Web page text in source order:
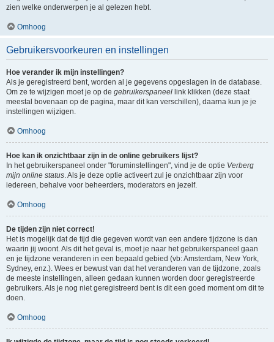
zien welke onderwerpen je al gelezen hebt.
Omhoog
Gebruikersvoorkeuren en instellingen
Hoe verander ik mijn instellingen?
Als je geregistreerd bent, worden al je gegevens opgeslagen in de database.
Om ze te wijzigen moet je op de gebruikerspaneel link klikken (deze staat
meestal bovenaan op de pagina, maar dit kan verschillen), daarna kun je je
instellingen wijzigen.
Omhoog
Hoe kan ik onzichtbaar zijn in de online gebruikers lijst?
In het gebruikerspaneel onder "foruminstellingen", vind je de optie Verberg
mijn online status. Als je deze optie activeert zul je onzichtbaar zijn voor
iedereen, behalve voor beheerders, moderators en jezelf.
Omhoog
De tijden zijn niet correct!
Het is mogelijk dat de tijd die gegeven wordt van een andere tijdzone is dan
waarin jij woont. Als dit het geval is, moet je naar het gebruikerspaneel gaan
en je tijdzone veranderen in een bepaald gebied (vb: Amsterdam, New York,
Sydney, enz.). Wees er bewust van dat het veranderen van de tijdzone, zoals
de meeste instellingen, alleen gedaan kunnen worden door geregistreerde
gebruikers. Als je nog niet geregistreerd bent is dit een goed moment om dit te
doen.
Omhoog